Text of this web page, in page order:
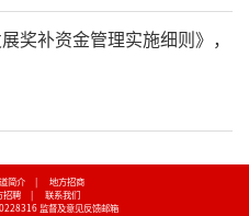
奖补资金管理实施细则》，
简介 |
地方招商
招聘 |
联系我们
监督及意见反馈邮箱